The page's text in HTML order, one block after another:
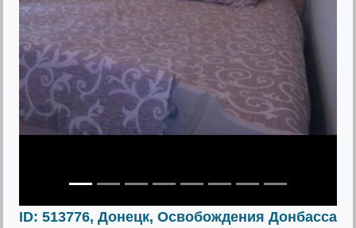
ID: 513776, Донецк, Освобождения Донбасса